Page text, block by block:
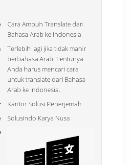
Cara Ampuh Translate dari
Bahasa Arab ke Indonesia
Terlebih lagi jika tidak mahir
berbahasa Arab. Tentunya
Anda harus mencari cara
untuk translate dari Bahasa
Arab ke Indonesia.
Kantor Solusi Penerjemah
Solusindo Karya Nusa